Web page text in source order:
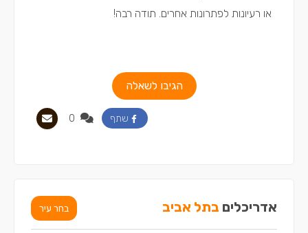
או רעיונות לפתרונות אחרים. תודה רבה!
הגיבו לשאלה
שתף
אדריכלים בתל אביב בחר עיר